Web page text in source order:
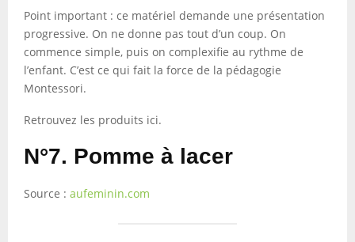
Point important : ce matériel demande une présentation
progressive. On ne donne pas tout d’un coup. On
commence simple, puis on complexifie au rythme de
l’enfant. C’est ce qui fait la force de la pédagogie
Montessori.
Retrouvez les produits ici.
N°7. Pomme à lacer
Source : aufeminin.com